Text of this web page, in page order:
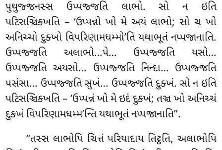
પુથુજ્જનસ્સ ઉપ્પજ્જતિ લાભો. સો ન ઇતિ
પટિસઞ્ચિક્ખતિ – ‘ઉપ્પન્નો ખો મે અયં લાભો; સો ચ ખો
અનિચ્ચો દુક્ખો વિપરિણામધમ્મો’તિ યથાભૂતં નપ્પજાનાતિ.
ઉપ્પજ્જતિ અલાભો…પે… ઉપ્પજ્જતિ યસો…
ઉપ્પજ્જતિ અયસો… ઉપ્પજ્જતિ નિન્દા… ઉપ્પજ્જતિ
પસંસા… ઉપ્પજ્જતિ સુખં… ઉપ્પજ્જતિ દુક્ખં. સો ન ઇતિ
પટિસઞ્ચિક્ખતિ – ‘ઉપ્પન્નં ખો મે ઇદં દુક્ખં; તઞ્ચ ખો અનિચ્ચં
દુક્ખં વિપરિણામધમ્મ’ન્તિ યથાભૂતં નપ્પજાનાતિ’’.
‘‘તસ્સ લાભોપિ ચિત્તં પરિયાદાય તિટ્ઠતિ, અલાભોપિ